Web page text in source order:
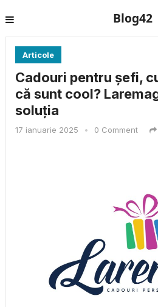
Blog42
Articole
Cadouri pentru șefi,
că sunt cool?
soluția
17 ianuarie 2025 • 0 Comment